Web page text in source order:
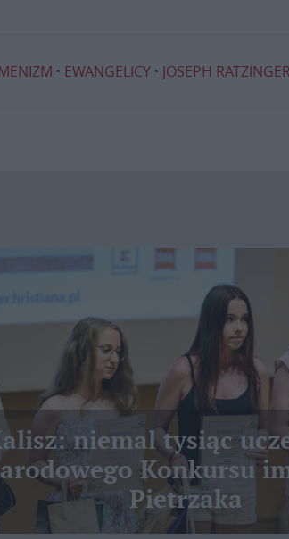
EWANGELICY JOSEPH RATZINGER
niemal tysiąc
Konkursu
Pietrzaka